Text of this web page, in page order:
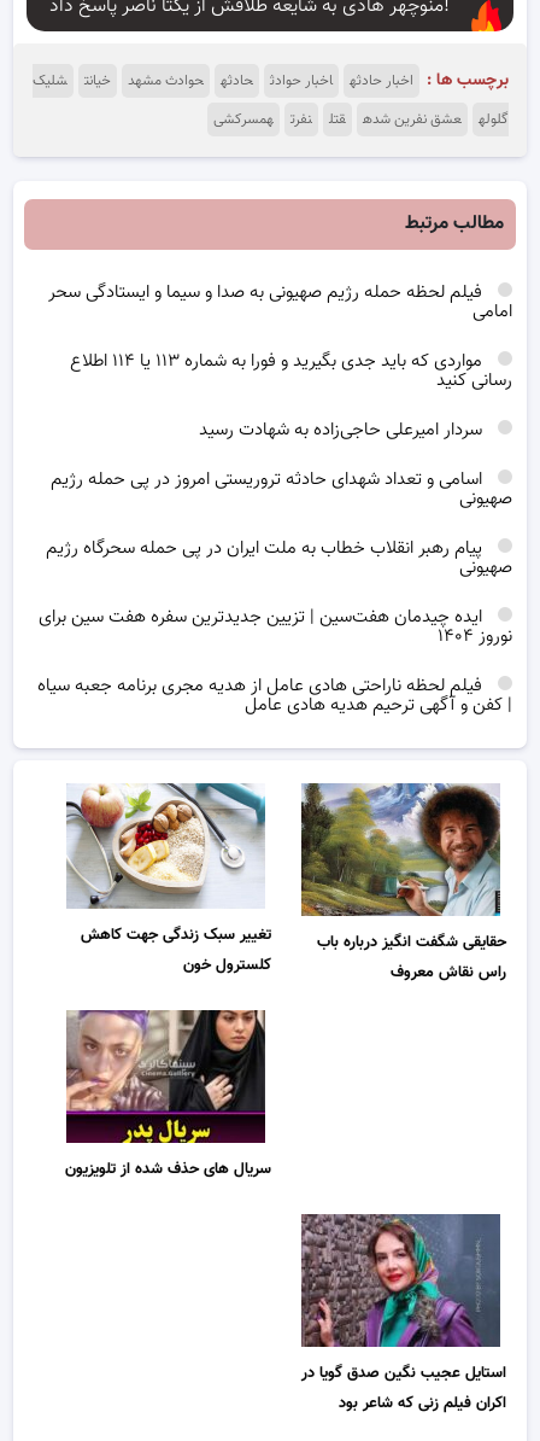
منوچهر هادی به شایعه طلاقش از یکتا ناصر پاسخ داد!
برچسب ها : اخبار حادثه اخبار حوادث حادثه حوادث مشهد خیانت
شلیک
گلوله
عشق نفرین شده قتل نفرت همسرکشی
مطالب مرتبط
فیلم لحظه حمله رژیم صهیونی به صدا و سیما و ایستادگی سحر
امامی
مواردی که باید جدی بگیرید و فورا به شماره ۱۱۳ یا ۱۱۴ اطلاع
رسانی کنید
سردار امیرعلی حاجی‌زاده به شهادت رسید
اسامی و تعداد شهدای حادثه تروریستی امروز در پی حمله رژیم
صهیونی
پیام رهبر انقلاب خطاب به ملت ایران در پی حمله سحرگاه رژیم
صهیونی
ایده چیدمان هفت‌سین | تزیین جدیدترین سفره هفت سین برای
نوروز ۱۴۰۴
فیلم لحظه ناراحتی هادی عامل از هدیه مجری برنامه جعبه سیاه
| کفن و آگهی ترحیم هدیه هادی عامل
حقایقی شگفت انگیز درباره باب
راس نقاش معروف
تغییر سبک زندگی جهت کاهش
کلسترول خون
سریال های حذف شده از تلویزیون
استایل عجیب نگین صدق گویا در
اکران فیلم زنی که شاعر بود